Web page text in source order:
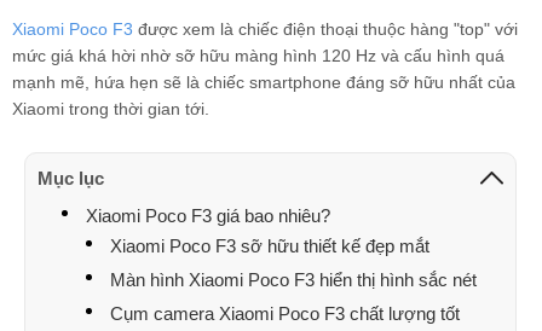
Xiaomi Poco F3 được xem là chiếc điện thoại thuộc hàng "top" với
mức giá khá hời nhờ sỡ hữu màng hình 120 Hz và cấu hình quá
mạnh mẽ, hứa hẹn sẽ là chiếc smartphone đáng sỡ hữu nhất của
Xiaomi trong thời gian tới.
Mục lục
Xiaomi Poco F3 giá bao nhiêu?
Xiaomi Poco F3 sỡ hữu thiết kế đẹp mắt
Màn hình Xiaomi Poco F3 hiển thị hình sắc nét
Cụm camera Xiaomi Poco F3 chất lượng tốt